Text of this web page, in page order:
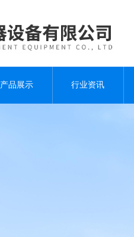
产品展示 行业资讯